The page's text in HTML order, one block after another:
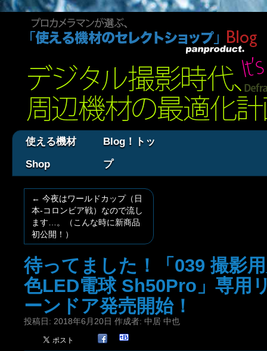
使える機材
Shop
Blog！トッ
プ
← 今夜はワールドカップ（日
本-コロンビア戦）なので流し
ます…。（こんな時に新商品
初公開！）
待ってました！「039 撮影
色LED電球 Sh50Pro」専用
ーンドア発売開始！
投稿日: 2018年6月20日 作成者: 中居 中也